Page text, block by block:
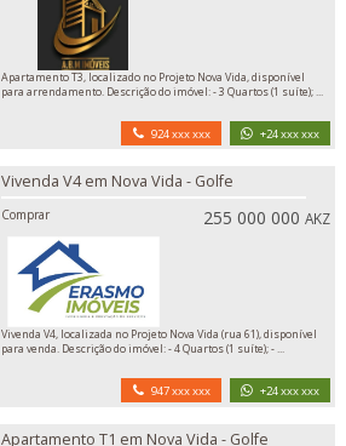
Apartamento T3, localizado no Projeto Nova Vida, disponível
para arrendamento. Descrição do imóvel: - 3 Quartos (1 suíte); ...
924 xxx xxx +24 xxx xxx
Vivenda V4 em Nova Vida - Golfe
Comprar 255 000 000AKZ
Vivenda V4, localizada no Projeto Nova Vida (rua 61), disponível
para venda. Descrição do imóvel: - 4 Quartos (1 suíte); - ...
947 xxx xxx +24 xxx xxx
Apartamento T1 em Nova Vida - Golfe